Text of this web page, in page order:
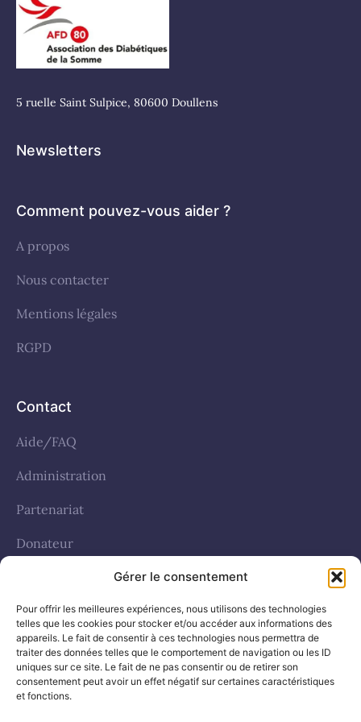
Gérer le consentement
Pour offrir les meilleures expériences, nous utilisons des technologies
telles que les cookies pour stocker et/ou accéder aux informations des
appareils. Le fait de consentir à ces technologies nous permettra de
traiter des données telles que le comportement de navigation ou les ID
uniques sur ce site. Le fait de ne pas consentir ou de retirer son
consentement peut avoir un effet négatif sur certaines caractéristiques
et fonctions.
5 ruelle Saint Sulpice, 80600 Doullens
Newsletters
Comment pouvez-vous aider ?
A propos
Nous contacter
Mentions légales
RGPD
Contact
Aide/FAQ
Administration
Partenariat
Donateur
Politique de cookies (UE)
Réseaux sociaux
facebook